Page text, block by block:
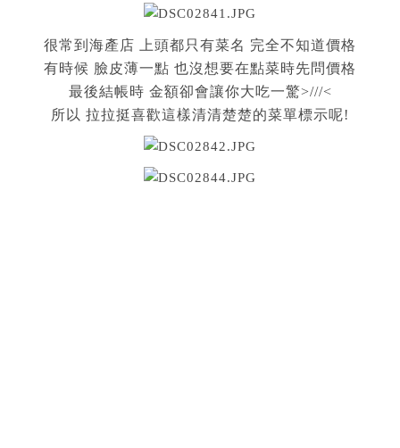
很常到海產店 上頭都只有菜名 完全不知道價格
有時候 臉皮薄一點 也沒想要在點菜時先問價格
最後結帳時 金額卻會讓你大吃一驚>///<
所以 拉拉挺喜歡這樣清清楚楚的菜單標示呢!